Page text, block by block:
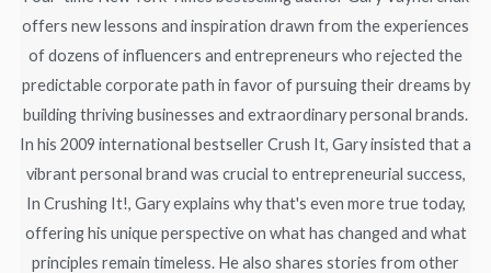
offers new lessons and inspiration drawn from the experiences
of dozens of influencers and entrepreneurs who rejected the
predictable corporate path in favor of pursuing their dreams by
building thriving businesses and extraordinary personal brands.
In his 2009 international bestseller Crush It, Gary insisted that a
vibrant personal brand was crucial to entrepreneurial success,
In Crushing It!, Gary explains why that's even more true today,
offering his unique perspective on what has changed and what
principles remain timeless. He also shares stories from other